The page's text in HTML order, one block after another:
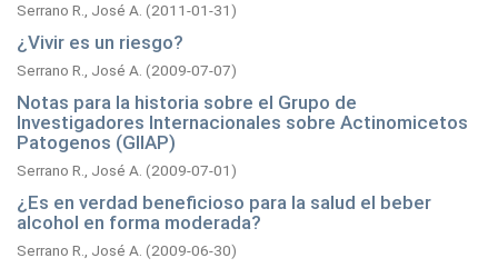
Serrano R., José A. (2011-01-31)
¿Vivir es un riesgo?
Serrano R., José A. (2009-07-07)
Notas para la historia sobre el Grupo de
Investigadores Internacionales sobre Actinomicetos
Patogenos (GIIAP)
Serrano R., José A. (2009-07-01)
¿Es en verdad beneficioso para la salud el beber
alcohol en forma moderada?
Serrano R., José A. (2009-06-30)